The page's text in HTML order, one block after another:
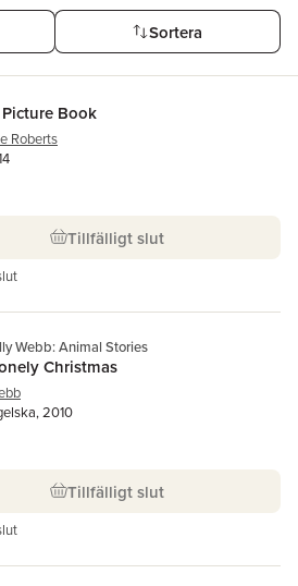
Sortera
Book
Roberts
Tillfälligt slut
Webb: Animal Stories
Christmas
2010
Tillfälligt slut